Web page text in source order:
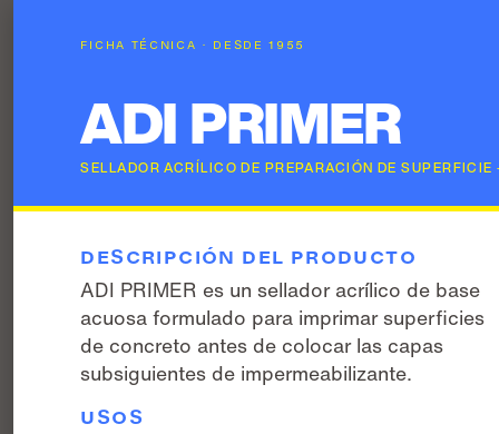
FICHA TÉCNICA · DESDE 1955
ADI PRIMER
SELLADOR ACRÍLICO DE PREPARACIÓN DE
DESCRIPCIÓN DEL PRODUCTO
ADI PRIMER es un sellador acrílico de base
acuosa formulado para imprimar superficies
de concreto antes de colocar las capas
subsiguientes de impermeabilizante.
USOS